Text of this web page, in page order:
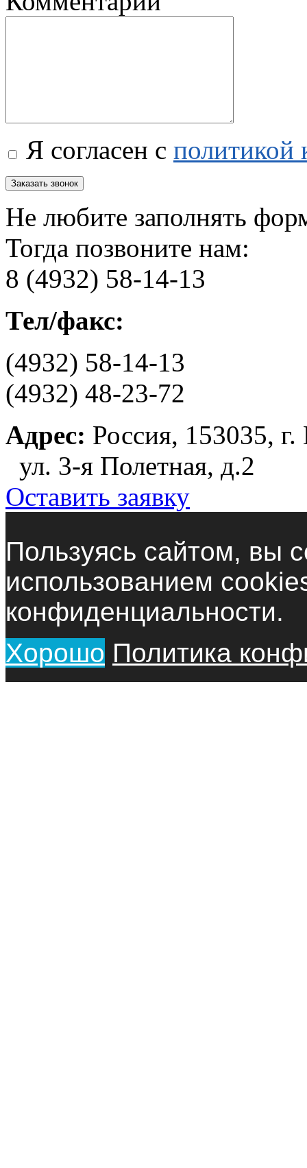
Я согласен с политикой
Не любите заполнять
Тогда позвоните нам:
8 (4932) 58-14-13
Тел/факс:
(4932) 58-14-13
(4932) 48-23-72
Адрес: Россия, 153035,
ул. 3-я Полетная, д.2
Оставить заявку
Пользуясь сайтом, вы
использованием
конфиденциальности.
Хорошо Политика